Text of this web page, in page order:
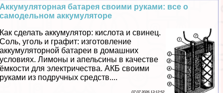
Аккумуляторная батарея своими руками: все о
самодельном аккумуляторе
Как сделать аккумулятор: кислота и свинец.
Соль, уголь и графит: изготовление
аккумуляторной батареи в домашних
условиях. Лимоны и апельсины в качестве
ёмкости для электричества. АКБ своими
руками из подручных средств....